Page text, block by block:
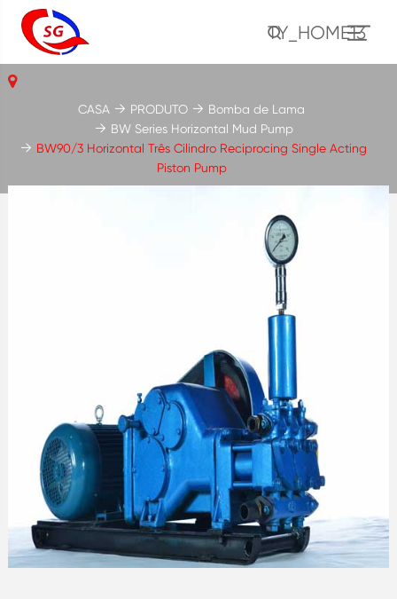
TY_HOME13
CASA PRODUTO
Bomba de Lama
BW Series Horizontal Mud Pump
BW90/3 Horizontal Três Cilindro Reciprocing Single Acting
Piston Pump